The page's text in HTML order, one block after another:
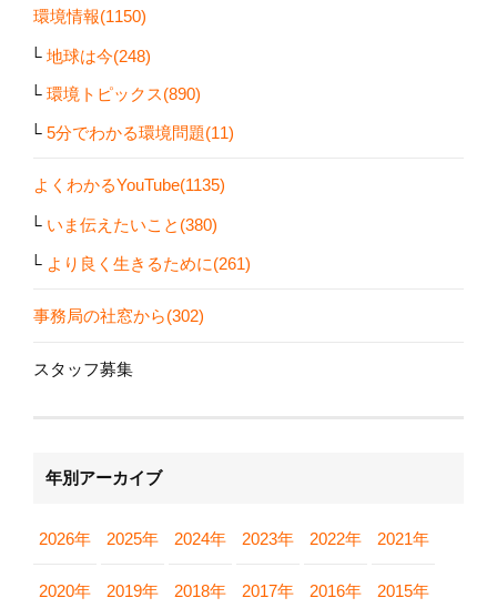
環境情報(1150)
地球は今(248)
環境トピックス(890)
5分でわかる環境問題(11)
よくわかるYouTube(1135)
いま伝えたいこと(380)
より良く生きるために(261)
事務局の社窓から(302)
スタッフ募集
年別アーカイブ
2026年 2025年 2024年 2023年 2022年 2021年
2020年 2019年 2018年 2017年 2016年 2015年